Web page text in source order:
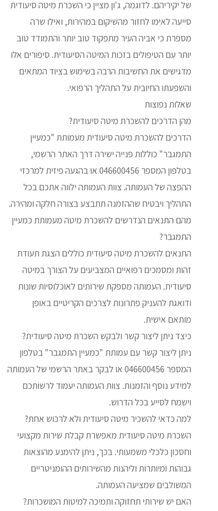
של יקיריהם. לדוגמה, ג'ון מציין כי השכרת מיטה סיעודית
סייעה לאימו לחזור מהשיקום במהירות, ואילו שרה
מספרת כי אביה העיר מתפקוד טוב יותר והתמודד טוב
יותר עם הטיפולים בזכות המיטה הסיעודית. סיפורים אלו
מדגישים את החשיבות הרבה בשימוש בציוד המתאים
והשפעתו החיובית על התהליך הרפואי.
שאלות נפוצות
מהן הדרכים להשכרת מיטה סיעודית?
הדרכים להשכרת מיטה סיעודית מעמותת "כמעיין
התמגבר" כוללות פנייה ישירה דרך האתר הרשמי,
בטלפון המספר 046600456 או בהגעה פיזית למרכזי
ההפצה של העמותה. צוות העמותה ילווה אתכם בכל
התהליך ויבטיח שההזמנה תתבצע בצורה חלקה ומהירה.
מהם התנאים הנדרשים להשכרת מיטה מעמותת כמעיין
התמגבר?
התנאים להשכרת מיטה סיעודית כוללים הצגת תעודת
זהות ומסמכים רפואיים המצביעים על הצורך במיטה
סיעודית. העמותה מספקת שירותים לאוכלוסיות שונות
ודואגת להעניק פתרונות לצרכים הקריטיים באופן
מותאם אישית.
כיצד ניתן ליצור קשר ולבקש השכרת מיטה סיעודית?
ניתן ליצור קשר עם עמותת "כמעיין התמגבר" בטלפון
המספר 046600456 או לבקר באתר הרשמי של העמותה
למידע נוסף והזמנות. צוות העמותה יעמוד לרשותכם
וישמח לסייע בכל הדרוש.
למה כדאי להשכיר מיטה סיעודית ולא לרכוש אחת?
השכרת מיטה סיעודית מאפשרת קבלת שירות מקצועי
וחסכון כלכלי משמעותי. בכך, ניתן להימנע מהוצאות
גבוהות ומיותרות וליהנות מהשירותים ההומניטריים
המשולבים שמציעה העמותה.
האם יש שירותי תחזוקה ותמיכה למיטות המושכרות?